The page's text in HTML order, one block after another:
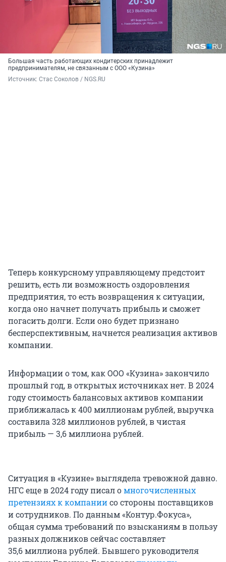
Большая часть работающих кондитерских принадлежит
предпринимателям, не связанным с ООО «Кузина»
Источник: Стас Соколов / NGS.RU
Теперь конкурсному управляющему предстоит
решить, есть ли возможность оздоровления
предприятия, то есть возвращения к ситуации,
когда оно начнет получать прибыль и сможет
погасить долги. Если оно будет признано
бесперспективным, начнется реализация активов
компании.
Информации о том, как ООО «Кузина» закончило
прошлый год, в открытых источниках нет. В 2024
году стоимость балансовых активов компании
приближалась к 400 миллионам рублей, выручка
составила 328 миллионов рублей, в чистая
прибыль — 3,6 миллиона рублей.
Ситуация в «Кузине» выглядела тревожной давно.
НГС еще в 2024 году писал омногочисленных
претензиях к компаниисо стороны поставщиков
и сотрудников. По данным «Контур.Фокуса»,
общая сумма требований по взысканиям в пользу
разных должников сейчас составляет
35,6 миллиона рублей. Бывшего руководителя